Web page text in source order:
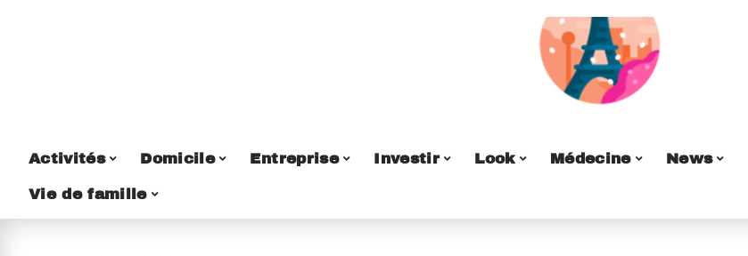
Activités Domicile Entreprise Investir Look Médecine News
Vie de famille